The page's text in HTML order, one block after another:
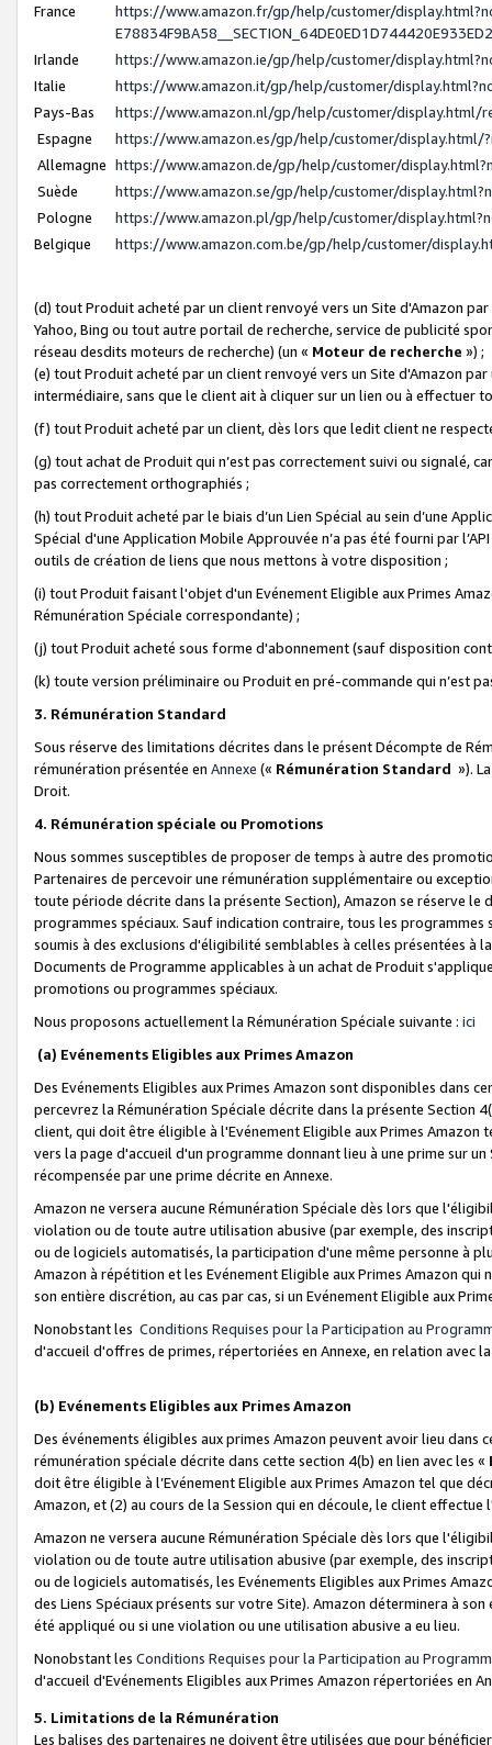
France
https://www.amazon.fr/gp/help/customer/
Irlande
https://www.amazon.ie/gp/help/customer/
Italie
https://www.amazon.it/gp/help/customer/
Pays-Bas
https://www.amazon.nl/gp/help/customer/display.html/
Espagne
https://www.amazon.es/gp/help/customer/display.html/
Allemagne https://www.amazon.de/gp/help/customer/
Suède
https://www.amazon.se/gp/help/customer/
Pologne
https://www.amazon.pl/gp/help/customer/
Belgique
https://www.amazon.com.be/gp/help/customer/
(d) tout Produit acheté par un client renvoyé vers un Site d'Amazon
Yahoo, Bing ou tout autre portail de recherche, service de publicité
réseau desdits moteurs de recherche) (un « Moteur de recherche ») ;
(e) tout Produit acheté par un client renvoyé vers un Site d'Amazon
intermédiaire, sans que le client ait à cliquer sur un lien ou à
(f) tout Produit acheté par un client, dès lors que ledit client ne
(g) tout achat de Produit qui n’est pas correctement suivi ou signalé,
pas correctement orthographiés ;
(h) tout Produit acheté par le biais d’un Lien Spécial au sein d’une
Spécial d'une Application Mobile Approuvée n’a pas été fourni par
outils de création de liens que nous mettons à votre disposition ;
(i) tout Produit faisant l'objet d'un Evénement Eligible aux Primes
Rémunération Spéciale correspondante) ;
(j) tout Produit acheté sous forme d'abonnement (sauf disposition
(k) toute version préliminaire ou Produit en pré-commande qui n’est
3. Rémunération Standard
Sous réserve des limitations décrites dans le présent Décompte de
rémunération présentée en Annexe (« Rémunération Standard »).
Droit.
4. Rémunération spéciale ou Promotions
Nous sommes susceptibles de proposer de temps à autre des
Partenaires de percevoir une rémunération supplémentaire ou
toute période décrite dans la présente Section), Amazon se réserve
programmes spéciaux. Sauf indication contraire, tous les
soumis à des exclusions d'éligibilité semblables à celles présentées à
Documents de Programme applicables à un achat de Produit
promotions ou programmes spéciaux.
Nous proposons actuellement la Rémunération Spéciale suivante : ici
(a) Evénements Eligibles aux Primes Amazon
Des Evénements Eligibles aux Primes Amazon sont disponibles dans
percevrez la Rémunération Spéciale décrite dans la présente Section
client, qui doit être éligible à l'Evénement Eligible aux Primes Amazon
vers la page d'accueil d'un programme donnant lieu à une prime sur
récompensée par une prime décrite en Annexe.
Amazon ne versera aucune Rémunération Spéciale dès lors que
violation ou de toute autre utilisation abusive (par exemple, des
ou de logiciels automatisés, la participation d'une même personne à
Amazon à répétition et les Evénement Eligible aux Primes Amazon qui
son entière discrétion, au cas par cas, si un Evénement Eligible aux
Nonobstant les Conditions Requises pour la Participation au
d'accueil d'offres de primes, répertoriées en Annexe, en relation avec
(b) Evénements Eligibles aux Primes Amazon
Des événements éligibles aux primes Amazon peuvent avoir lieu dans
rémunération spéciale décrite dans cette section 4(b) en lien avec les «
doit être éligible à l’Evénement Eligible aux Primes Amazon tel que
Amazon, et (2) au cours de la Session qui en découle, le client
Amazon ne versera aucune Rémunération Spéciale dès lors que
violation ou de toute autre utilisation abusive (par exemple, des
ou de logiciels automatisés, les Evénements Eligibles aux Primes
des Liens Spéciaux présents sur votre Site). Amazon déterminera à
été appliqué ou si une violation ou une utilisation abusive a eu lieu.
Nonobstant les Conditions Requises pour la Participation au
d'accueil d'Evénements Eligibles aux Primes Amazon répertoriées en
5. Limitations de la Rémunération
Les balises des partenaires ne doivent être utilisées que pour